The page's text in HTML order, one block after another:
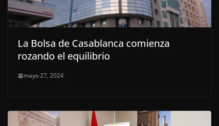
La Bolsa de Casablanca comienza
rozando el equilibrio
mayo 27, 2024